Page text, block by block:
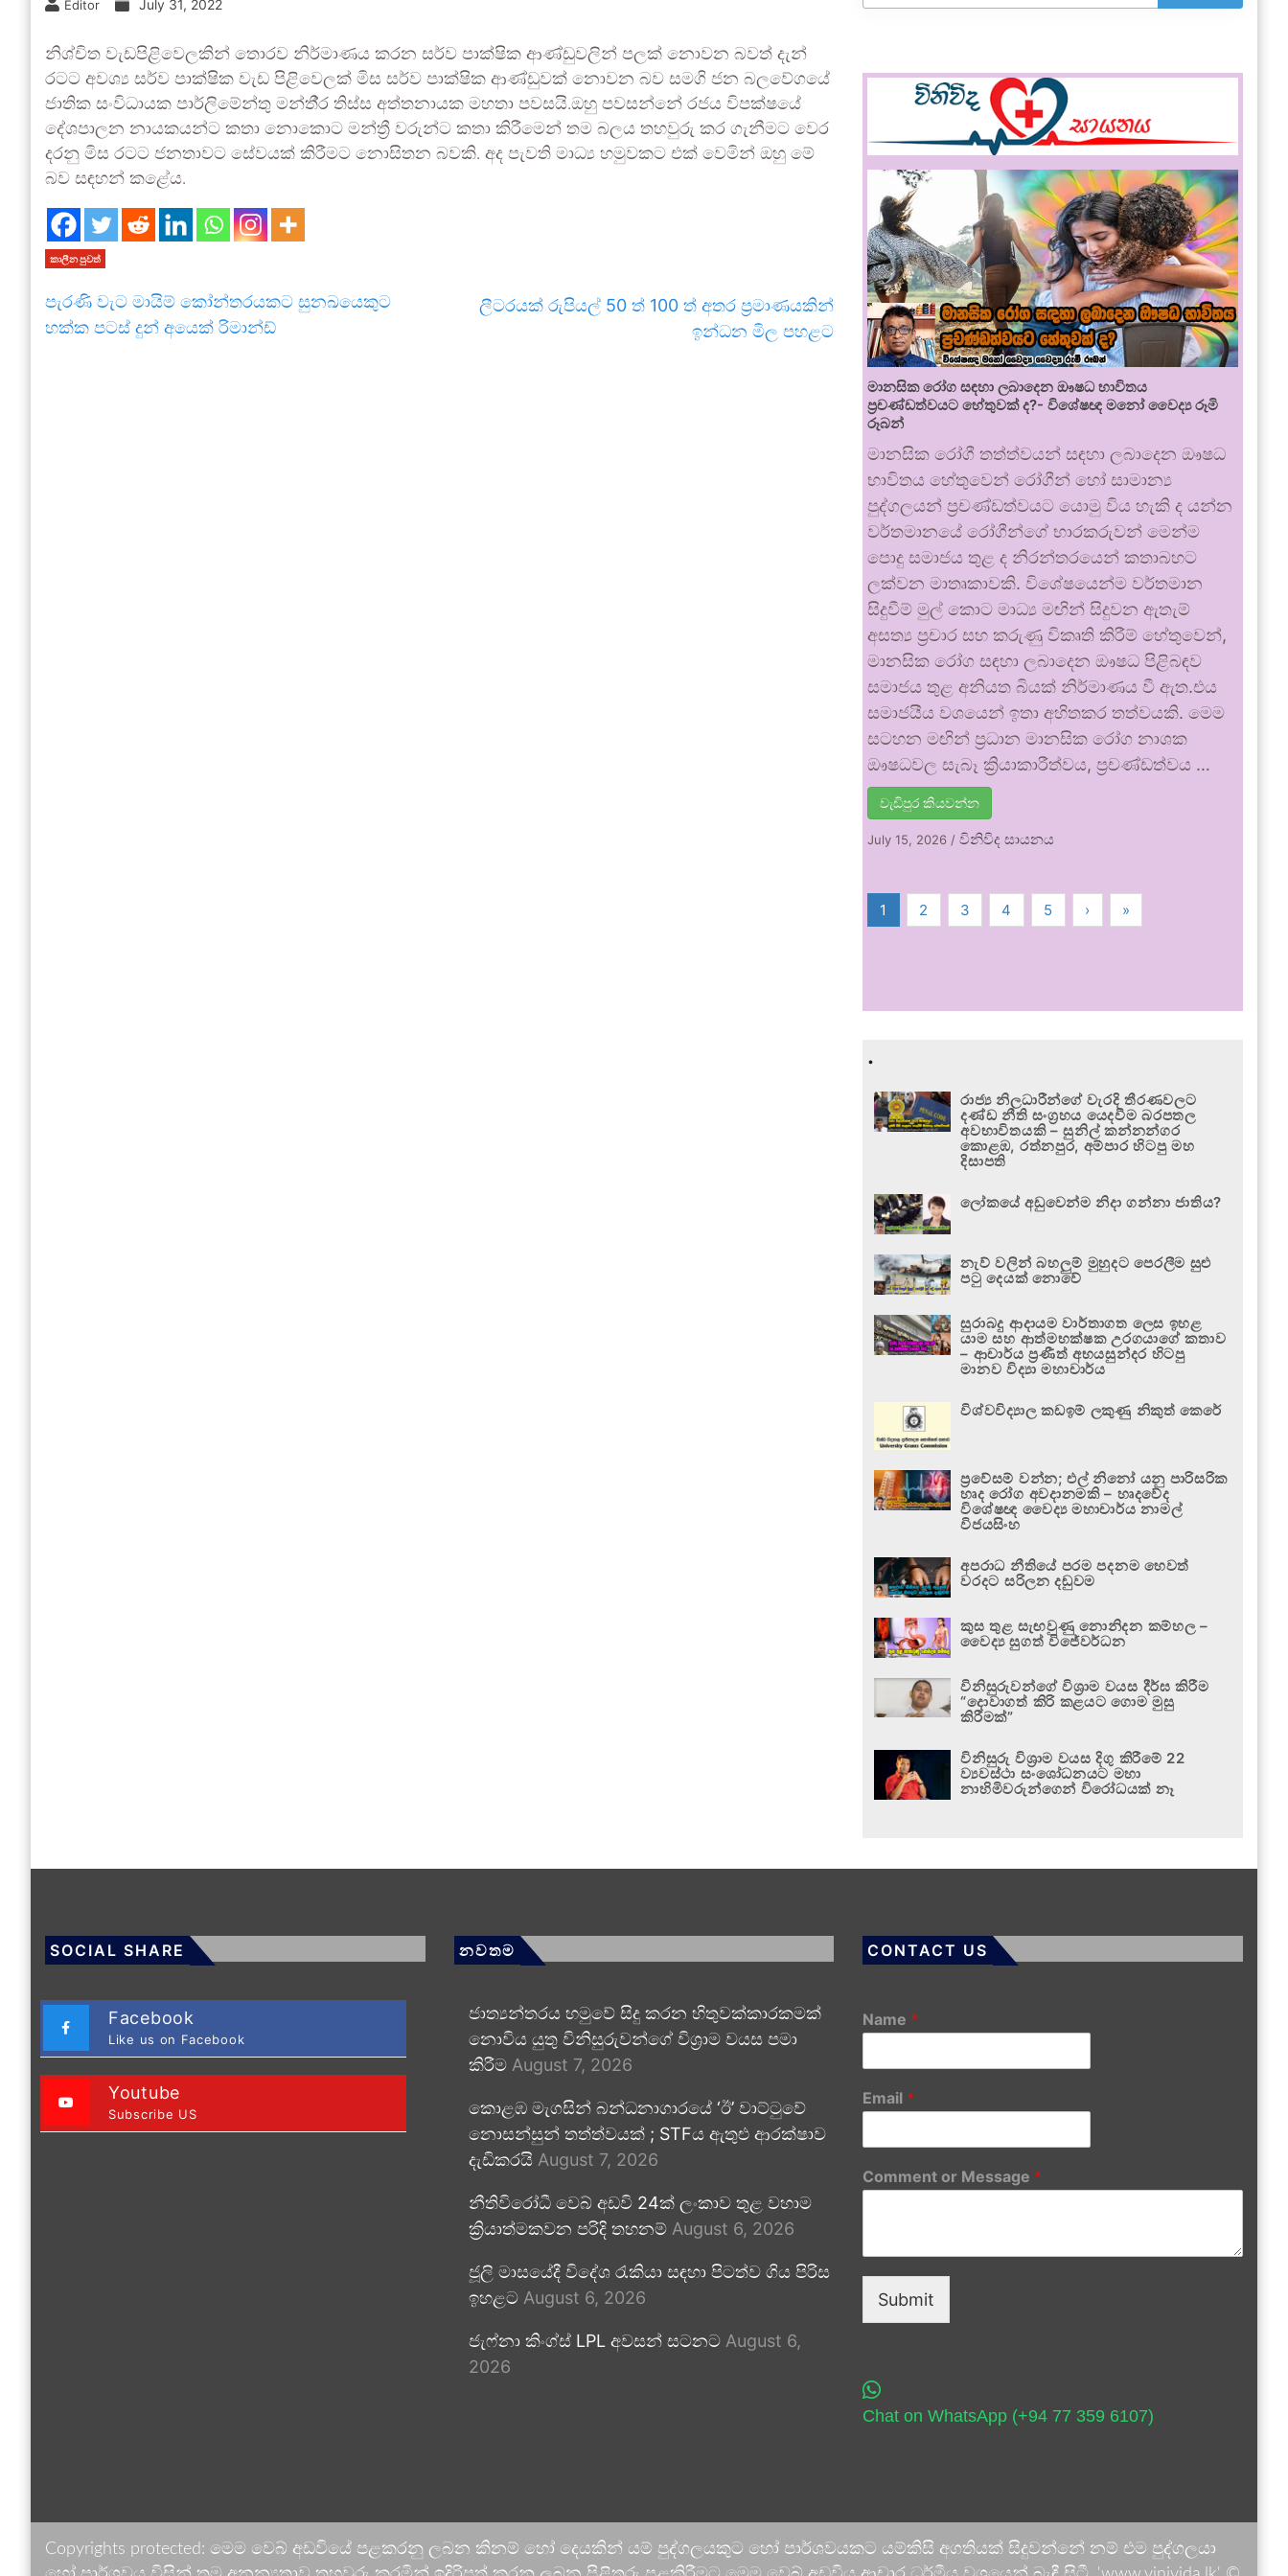
Editor July 31, 2022
නිශ්චිත වැඩපිළිවෙලකින් තොරව නිර්මාණය කරන සර්ව පාක්ෂික ආණ්ඩුවලින් පලක් නොවන බවත් දැන්
රටට අවශ්‍ය සර්ව පාක්ෂික වැඩ පිළිවෙලක් මිස සර්ව පාක්ෂික ආණ්ඩුවක් නොවන බව සමගි ජන බලවේගයේ
ජාතික සංවිධායක පාර්ලිමේන්තු මන්තී‍්‍ර තිස්ස අත්තනායක මහතා පවසයි.ඔහු පවසන්නේ රජය විපක්ෂයේ
දේශපාලන නායකයන්ට කතා නොකොට මන්ත්‍රී වරුන්ට කතා කිරීමෙන් තම බලය තහවුරු කර ගැනීමට වෙර
දරනු මිස රටට ජනතාවට සේවයක් කිරීමට නොසිතන බවකි. අද පැවති මාධ්‍ය හමුවකට එක් වෙමින් ඔහු මේ
බව සඳහන් කළේය.
කාලීන පුවත්
පැරණි වැට මායිම් කෝන්තරයකට සුනඛයෙකුට
හක්ක පටස් දුන් අයෙක් රිමාන්ඩ්
ලීටරයක් රුපියල් 50 ත් 100 ත් අතර ප්‍රමාණයකින්
ඉන්ධන මිල පහළට
මානසික රෝග සඳහා ලබාදෙන ඖෂධ භාවිතය
ප්‍රචණ්ඩත්වයට හේතුවක් ද?- විශේෂඥ මනෝ වෛද්‍ය රූමි
රූබන්
මානසික රෝගී තත්ත්වයන් සඳහා ලබාදෙන ඖෂධ
භාවිතය හේතුවෙන් රෝගීන් හෝ සාමාන්‍ය
පුද්ගලයන් ප්‍රචණ්ඩත්වයට යොමු විය හැකි ද යන්න
වර්තමානයේ රෝගීන්ගේ භාරකරුවන් මෙන්ම
පොදු සමාජය තුළ ද නිරන්තරයෙන් කතාබහට
ලක්වන මාතෘකාවකි. විශේෂයෙන්ම වර්තමාන
සිදුවීම් මුල් කොට මාධ්‍ය මඟින් සිදුවන ඇතැම්
අසත්‍ය ප්‍රචාර සහ කරුණු විකෘති කිරීම් හේතුවෙන්,
මානසික රෝග සඳහා ලබාදෙන ඖෂධ පිළිබඳව
සමාජය තුළ අනියත බියක් නිර්මාණය වී ඇත.එය
සමාජයීය වශයෙන් ඉතා අහිතකර තත්වයකි. මෙම
සටහන මඟින් ප්‍රධාන මානසික රෝග නාශක
ඖෂධවල සැබෑ ක්‍රියාකාරීත්වය, ප්‍රචණ්ඩත්වය …
වැඩිපුර කියවන්න
July 15, 2026 /විනිවිද සායනය
1 2 3 4 5 › »
.
රාජ්‍ය නිලධාරීන්ගේ වැරදි තීරණවලට
දණ්ඩ නීති සංග්‍රහය යෙදවීම බරපතල
අවභාවිතයකි – සුනිල් කන්නන්ගර
කොළඹ, රත්නපුර, අම්පාර හිටපු මහ
දිසාපති
ලෝකයේ අඩුවෙන්ම නිදා ගන්නා ජාතිය?
නැව් වලින් බහලුම් මුහුදට පෙරලීම සුළු
පටු දෙයක් නොවේ
සුරාබදු ආදායම වාර්තාගත ලෙස ඉහළ
යාම සහ ආත්මභක්ෂක උරගයාගේ කතාව
– ආචාර්ය ප්‍රණීත් අභයසුන්දර හිටපු
මානව විද්‍යා මහාචාර්ය
විශ්වවිද්‍යාල කඩඉම් ලකුණු නිකුත් කෙරේ
ප්‍රවේසම් වන්න; එල් නිනෝ යනු පාරිසරික
හෘද රෝග අවදානමකි – හෘදවේද
විශේෂඥ වෛද්‍ය මහාචාර්ය නාමල්
විජයසිංහ
අපරාධ නීතියේ පරම පදනම හෙවත්
වරදට සරිලන දඬුවම
කුස තුළ සැඟවුණු නොනිදන කම්හල –
වෛද්‍ය සුගත් විජේවර්ධන
විනිසුරුවන්ගේ විශ්‍රාම වයස දීර්ඝ කිරීම
“දොවාගත් කිරි කළයට ගොම මුසු
කිරීමක්”
විනිසුරු විශ්‍රාම වයස දිගු කිරීමේ 22
ව්‍යවස්ථා සංශෝධනයට මහා
නාහිමිවරුන්ගෙන් විරෝධයක් නෑ
SOCIAL SHARE
Facebook
Like us on Facebook
Youtube
Subscribe US
නවතම
ජාත්‍යන්තරය හමුවේ සිදු කරන හිතුවක්කාරකමක්
නොවිය යුතු විනිසුරුවන්ගේ විශ්‍රාම වයස පමා
කිරීම August 7, 2026
කොළඹ මැගසින් බන්ධනාගාරයේ ‘ඊ’ වාට්ටුවේ
නොසන්සුන් තත්ත්වයක් ; STFය ඇතුළු ආරක්ෂාව
දැඩිකරයි August 7, 2026
නීතිවිරෝධී වෙබ් අඩවි 24ක් ලංකාව තුළ වහාම
ක්‍රියාත්මකවන පරිදි තහනම් August 6, 2026
ජූලි මාසයේදී විදේශ රැකියා සඳහා පිටත්ව ගිය පිරිස
ඉහළට August 6, 2026
ජැෆ්නා කිංග්ස් LPL අවසන් සටනට August 6,
2026
CONTACT US
Name *
Email *
Comment or Message *
Submit
Chat on WhatsApp (+94 77 359 6107)
Copyrights protected: මෙම වෙබ් අඩවියේ පළකරනු ලබන කිනම් හෝ දෙයකින් යම් පුද්ගලයකුට හෝ පාර්ශවයකට යම්කිසි අගතියක් සිදුවන්නේ නම් එම පුද්ගලයා